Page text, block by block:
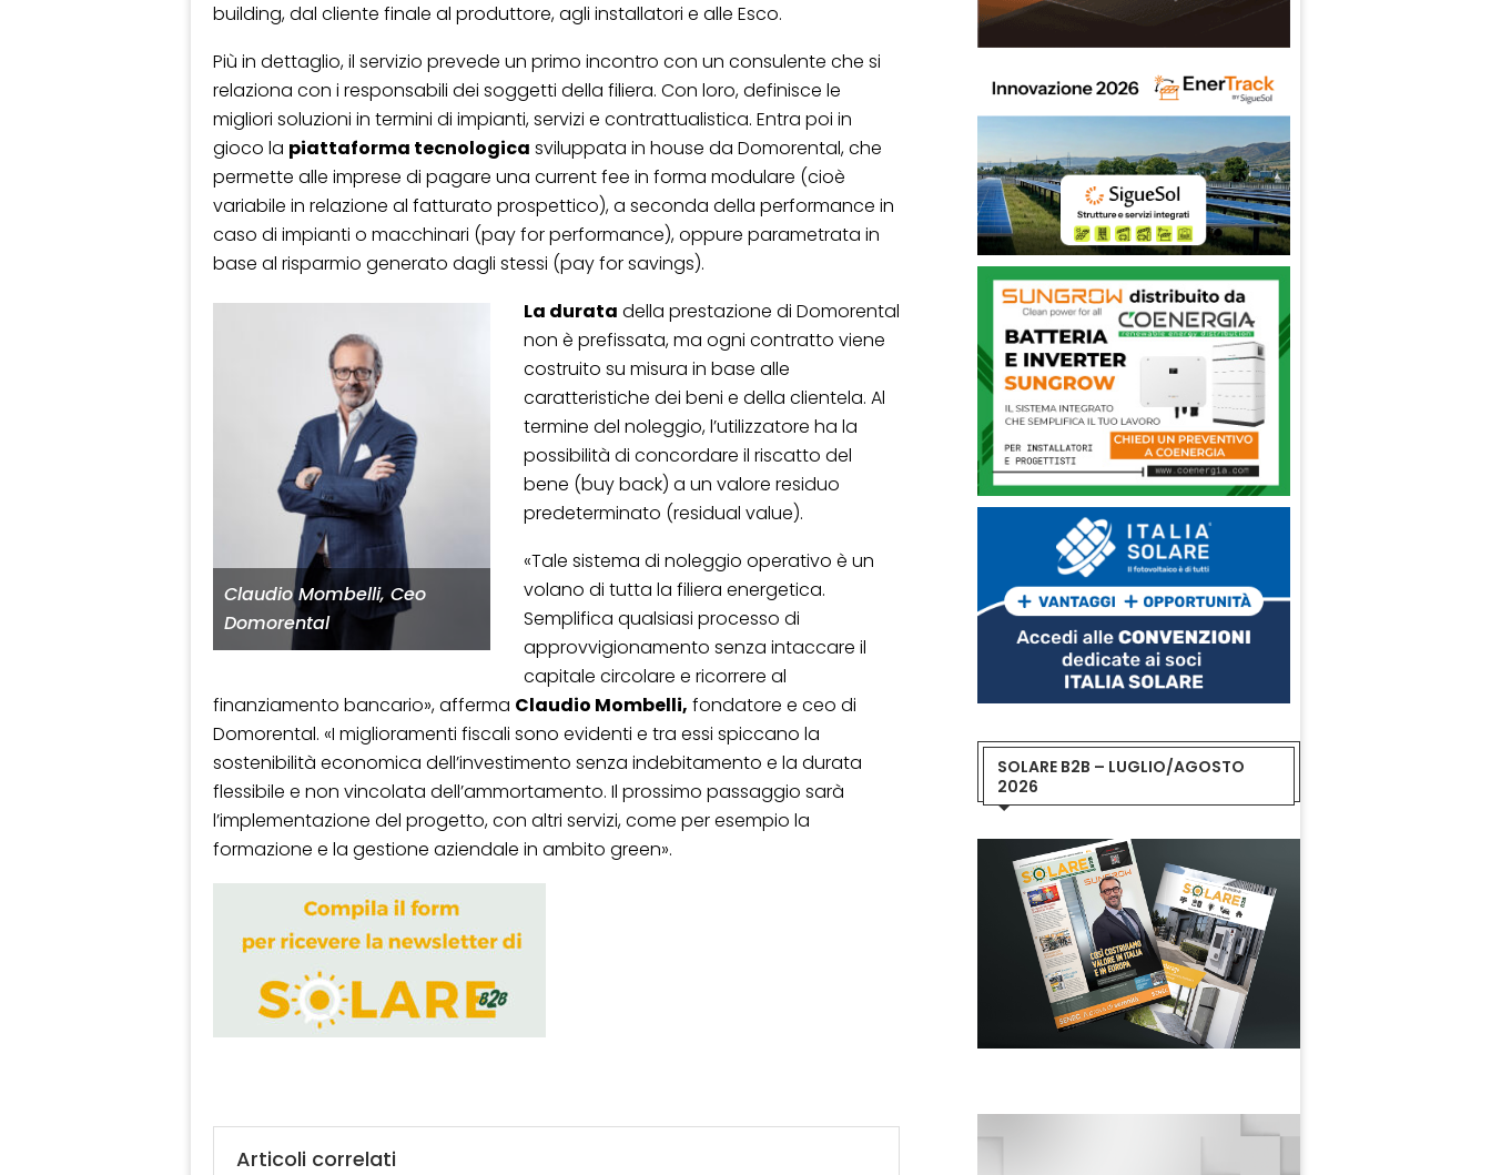
building, dal cliente finale al produttore, agli installatori e alle Esco.
Più in dettaglio, il servizio prevede un primo incontro con un consulente che si
relaziona con i responsabili dei soggetti della filiera. Con loro, definisce le
migliori soluzioni in termini di impianti, servizi e contrattualistica. Entra poi in
gioco la piattaforma tecnologica sviluppata in house da Domorental, che
permette alle imprese di pagare una current fee in forma modulare (cioè
variabile in relazione al fatturato prospettico), a seconda della performance in
caso di impianti o macchinari (pay for performance), oppure parametrata in
base al risparmio generato dagli stessi (pay for savings).
Claudio Mombelli, Ceo
Domorental
La durata della prestazione di Domorental
non è prefissata, ma ogni contratto viene
costruito su misura in base alle
caratteristiche dei beni e della clientela. Al
termine del noleggio, l’utilizzatore ha la
possibilità di concordare il riscatto del
bene (buy back) a un valore residuo
predeterminato (residual value).
«Tale sistema di noleggio operativo è un
volano di tutta la filiera energetica.
Semplifica qualsiasi processo di
approvvigionamento senza intaccare il
capitale circolare e ricorrere al
finanziamento bancario», afferma Claudio Mombelli, fondatore e ceo di
Domorental. «I miglioramenti fiscali sono evidenti e tra essi spiccano la
sostenibilità economica dell’investimento senza indebitamento e la durata
flessibile e non vincolata dell’ammortamento. Il prossimo passaggio sarà
l’implementazione del progetto, con altri servizi, come per esempio la
formazione e la gestione aziendale in ambito green».
Articoli correlati
SOLARE B2B – LUGLIO/AGOSTO
2026